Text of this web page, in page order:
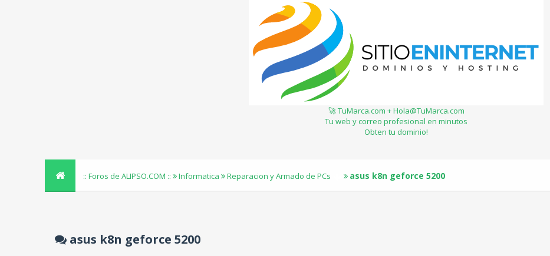
🚀 TuMarca.com + Hola@TuMarca.com
Tu web y correo profesional en minutos
Obten tu dominio!
:: Foros de ALIPSO.COM :: Informatica Reparacion y Armado de PCs asus k8n geforce 5200
asus k8n geforce 5200